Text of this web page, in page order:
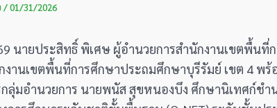
/01/31/2026
นายประสิทธิ์ พิเศษ ผู้อำนวยการสำนักงานเขตพื้น
งานเขตพื้นที่การศึกษาประถมศึกษาบุรีรัมย์ เขต 4
กลุ่มอำนวยการ นายพนัส สุขหนองบึง ศึกษานิเทศก์